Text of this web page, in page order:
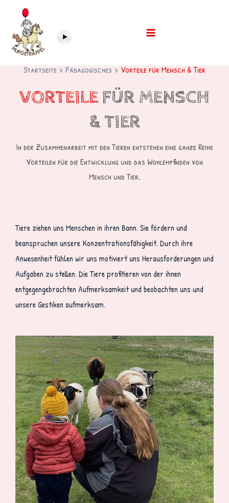
Startseite Pädagogisches Vorteile für Mensch & Tier
VORTEILE FÜR MENSCH
& TIER
In der Zusammenarbeit mit den Tieren entstehen eine ganze Reihe
Vorteilen für die Entwicklung und das Wohlempfinden von
Mensch und Tier.
Tiere ziehen uns Menschen in ihren Bann. Sie fördern und
beanspruchen unsere Konzentrationsfähigkeit. Durch ihre
Anwesenheit fühlen wir uns motiviert uns Herausforderungen und
Aufgaben zu stellen. Die Tiere profitieren von der ihnen
entgegengebrachten Aufmerksamkeit und beobachten uns und
unsere Gestiken aufmerksam.